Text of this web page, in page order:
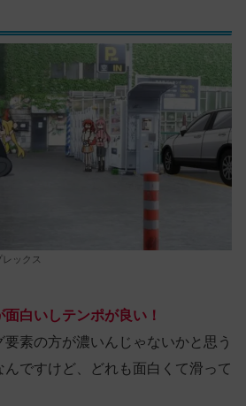
ックス
白いしテンポが良い！
素の方が濃いんじゃないかと思う
んですけど、どれも面白くて滑って